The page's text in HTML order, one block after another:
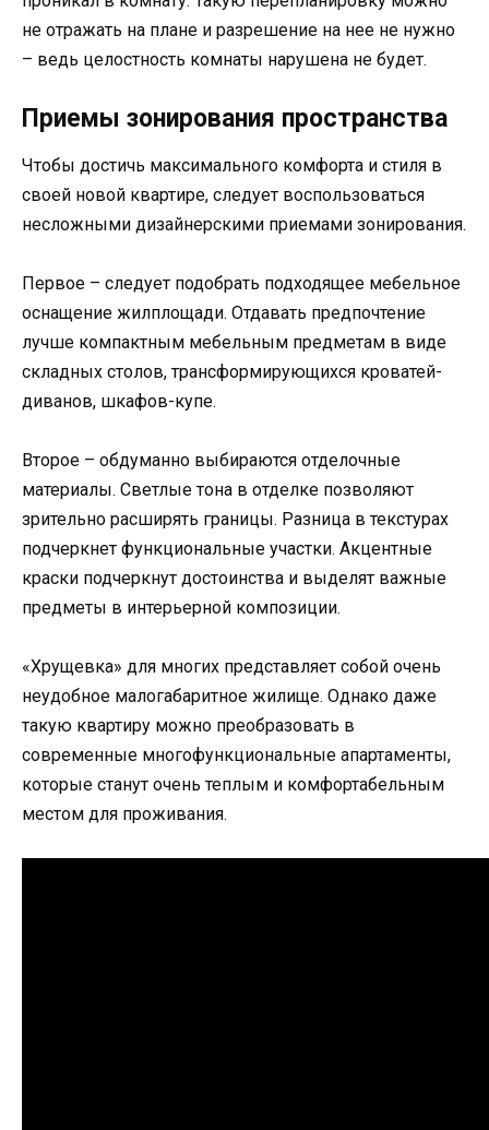
не отражать на плане и разрешение на нее не нужно
– ведь целостность комнаты нарушена не будет.
Приемы зонирования пространства
Чтобы достичь максимального комфорта и стиля в
своей новой квартире, следует воспользоваться
несложными дизайнерскими приемами зонирования.
Первое – следует подобрать подходящее мебельное
оснащение жилплощади. Отдавать предпочтение
лучше компактным мебельным предметам в виде
складных столов, трансформирующихся кроватей-
диванов, шкафов-купе.
Второе – обдуманно выбираются отделочные
материалы. Светлые тона в отделке позволяют
зрительно расширять границы. Разница в текстурах
подчеркнет функциональные участки. Акцентные
краски подчеркнут достоинства и выделят важные
предметы в интерьерной композиции.
«Хрущевка» для многих представляет собой очень
неудобное малогабаритное жилище. Однако даже
такую квартиру можно преобразовать в
современные многофункциональные апартаменты,
которые станут очень теплым и комфортабельным
местом для проживания.